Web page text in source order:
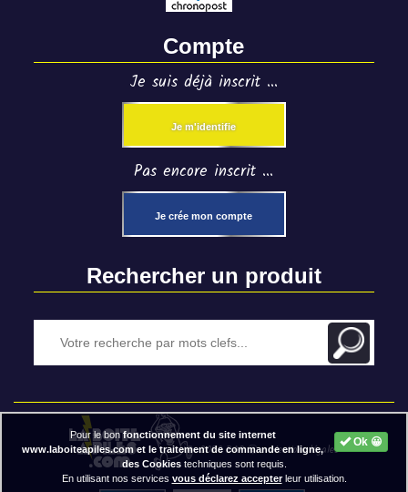
Compte
Je suis déjà inscrit ...
Je m'identifie
Pas encore inscrit ...
Je crée mon compte
Rechercher un produit
2020 BAP ⓒ - Mentions légales
Ok 😀
Pour le bonfonctionnement du site internet
www.laboiteapiles.com et le traitement de commande en ligne,
des Cookiestechniques sont requis.
En utilisant nos services vous déclarez accepterleur utilisation.